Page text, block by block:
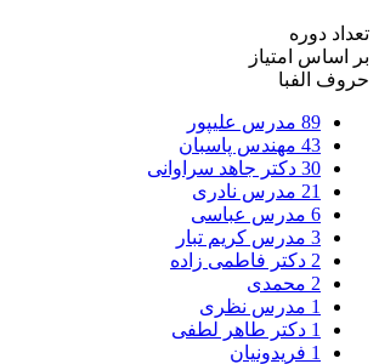
تعداد دوره
بر اساس امتیاز
حروف الفبا
89 مدرس علیپور
43 مهندس پاسبان
30 دکتر جاهد سراوانی
21 مدرس نادری
6 مدرس عباسی
3 مدرس کریم تبار
2 دکتر فاطمی زاده
2 محمدی
1 مدرس نظری
1 دکتر طاهر لطفی
1 فریدونیان